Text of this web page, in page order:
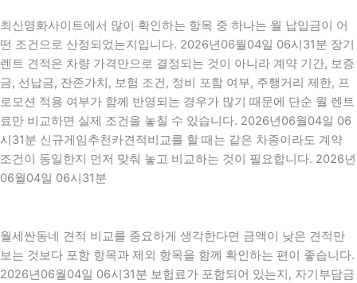
최신영화사이트에서 많이 확인하는 항목 중 하나는 월 납입금이 어
떤 조건으로 산정되었는지입니다. 2026년06월04일 06시31분 장기
렌트 견적은 차량 가격만으로 결정되는 것이 아니라 계약 기간, 보증
금, 선납금, 잔존가치, 보험 조건, 정비 포함 여부, 주행거리 제한, 프
로모션 적용 여부가 함께 반영되는 경우가 많기 때문에 단순 월 렌트
료만 비교하면 실제 조건을 놓칠 수 있습니다. 2026년06월04일 06
시31분 신규게임추천카견적비교를 할 때는 같은 차종이라도 계약
조건이 동일한지 먼저 맞춰 놓고 비교하는 것이 필요합니다. 2026년
06월04일 06시31분
월세싼동네 견적 비교를 중요하게 생각한다면 금액이 낮은 견적만
보는 것보다 포함 항목과 제외 항목을 함께 확인하는 편이 좋습니다.
2026년06월04일 06시31분 보험료가 포함되어 있는지, 자기부담금